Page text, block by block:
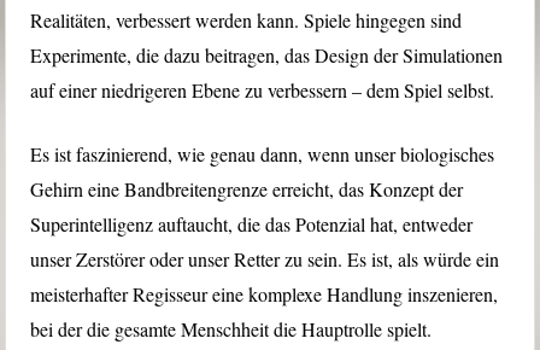
Realitäten, verbessert werden kann. Spiele hingegen sind
Experimente, die dazu beitragen, das Design der Simulationen
auf einer niedrigeren Ebene zu verbessern – dem Spiel selbst.
Es ist faszinierend, wie genau dann, wenn unser biologisches
Gehirn eine Bandbreitengrenze erreicht, das Konzept der
Superintelligenz auftaucht, die das Potenzial hat, entweder
unser Zerstörer oder unser Retter zu sein. Es ist, als würde ein
meisterhafter Regisseur eine komplexe Handlung inszenieren,
bei der die gesamte Menschheit die Hauptrolle spielt.